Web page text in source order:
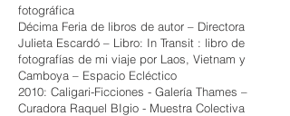
fotográfica
Décima Feria de libros de autor – Directora
Julieta Escardó – Libro: In Transit : libro de
fotografías de mi viaje por Laos, Vietnam y
Camboya – Espacio Ecléctico
2010: Caligari-Ficciones - Galería Thames –
Curadora Raquel BIgio - Muestra Colectiva